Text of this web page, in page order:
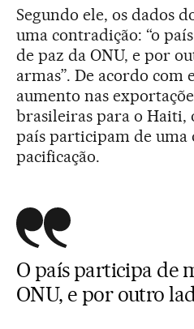
Segundo ele, os dados
uma contradição: “o
de paz da ONU, e por
armas”. De acordo com
aumento nas
brasileiras para o Haiti,
país participam de uma
pacificação.
O país participa de
ONU, e por outro